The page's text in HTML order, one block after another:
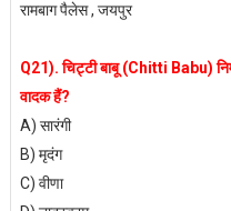
रामबाग पैलेस , जयपुर
Q21). चिट्टी बाबू (Chitti Babu)
वादक हैं?
A) सारंगी
B) मृदंग
C) वीणा